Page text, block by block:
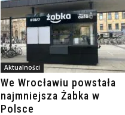
Aktualności
We Wrocławiu powstała
najmniejsza Żabka w
Polsce